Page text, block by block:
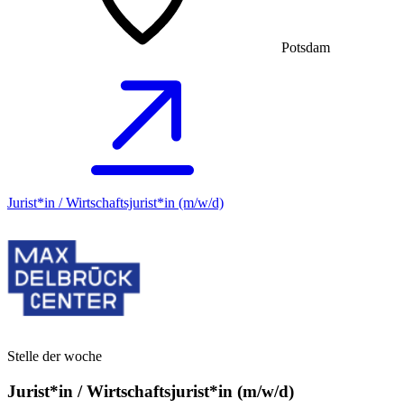
Potsdam
Jurist*in / Wirtschafts­jurist*in (m/w/d)
Stelle der woche
Jurist*in / Wirtschafts­jurist*in (m/w/d)